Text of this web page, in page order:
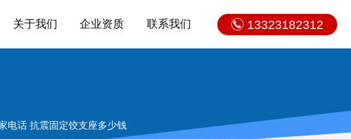
13323182312
关于我们 企业资质 联系我们
电话 抗震固定饺支座多少钱